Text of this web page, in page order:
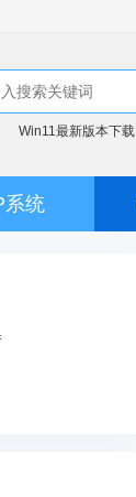
Win11最新版本下载
系统